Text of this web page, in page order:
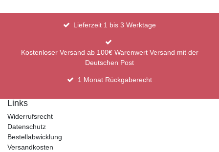
Lieferzeit 1 bis 3 Werktage
Kostenloser Versand ab 100€ Warenwert Versand mit der
Deutschen Post
1 Monat Rückgaberecht
Links
Widerrufsrecht
Datenschutz
Bestellabwicklung
Versandkosten